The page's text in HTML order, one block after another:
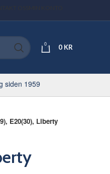
0 0 KR
siden 1959
E20(30), Liberty